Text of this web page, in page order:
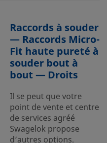
Raccords à souder
— Raccords Micro-
Fit haute pureté à
souder bout à
bout — Droits
Il se peut que votre
point de vente et centre
de services agréé
Swagelok propose
d’autres options.